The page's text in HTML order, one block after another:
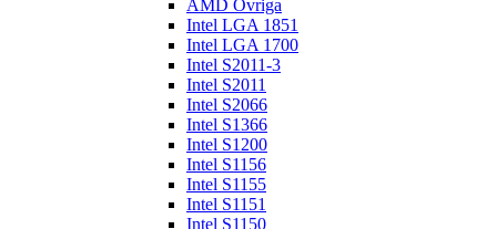
AMD Övriga
Intel LGA 1851
Intel LGA 1700
Intel S2011-3
Intel S2011
Intel S2066
Intel S1366
Intel S1200
Intel S1156
Intel S1155
Intel S1151
Intel S1150